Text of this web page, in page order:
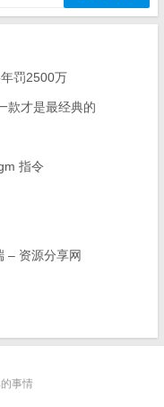
罚2500万
款才是最经典的
指令
– 资源分享网
事情